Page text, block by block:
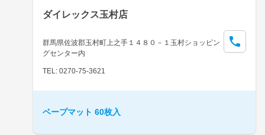
ダイレックス玉村店
群馬県佐波郡玉村町上之手１４８０－１玉村ショッピン
グセンター内
TEL: 0270-75-3621
ベープマット 60枚入